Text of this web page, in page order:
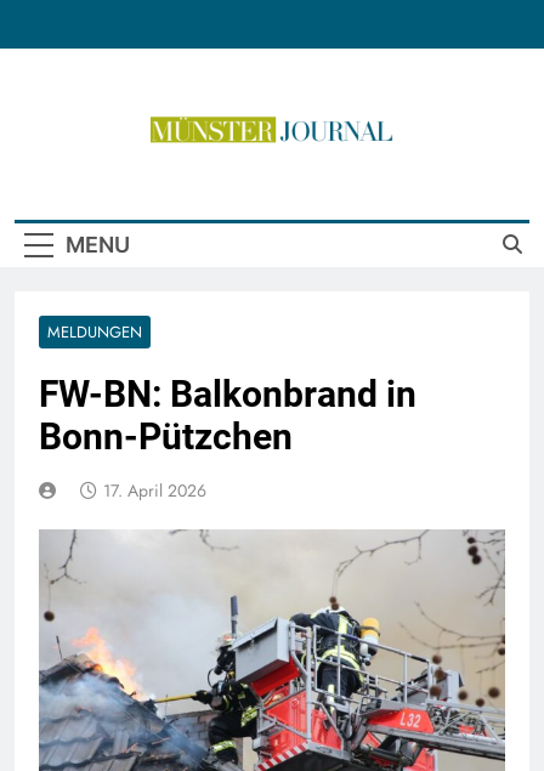
MENU
MELDUNGEN
FW-BN: Balkonbrand in
Bonn-Pützchen
17. April 2026